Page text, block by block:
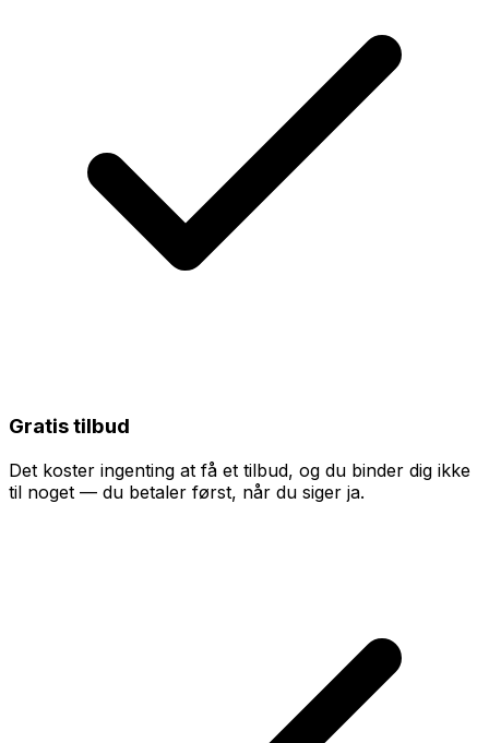
Gratis tilbud
Det koster ingenting at få et tilbud, og du binder dig ikke
til noget — du betaler først, når du siger ja.